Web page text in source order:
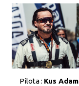
Pilota : Kus Adam